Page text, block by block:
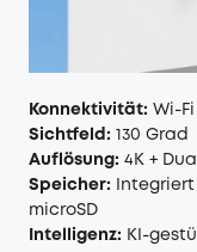
Konnektivität: Wi-Fi
Sichtfeld: 130 Grad
Auflösung: 4K +
Speicher: Integriert
microSD
Intelligenz: KI-